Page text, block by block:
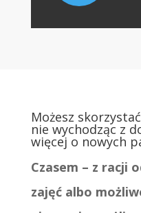
Możesz
nie wychodząc z
więcej o nowych
Czasem – z racji
zajęć albo